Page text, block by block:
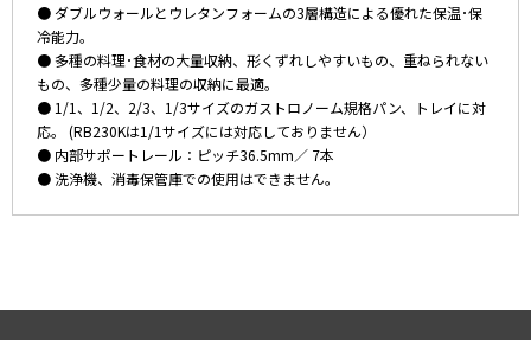
● ダブルウォールとウレタンフォームの3層構造による優れた保温･保
冷能力。
● 多種の料理･食材の大量収納、形くずれしやすいもの、重ねられない
もの、多種少量の料理の収納に最適。
● 1/1、1/2、2/3、1/3サイズのガストロノーム規格パン、トレイに対
応。 (RB230Kは1/1サイズには対応しておりません）
● 内部サポートレール：ピッチ36.5mm／ 7本
● 洗浄機、消毒保管庫での使用はできません。